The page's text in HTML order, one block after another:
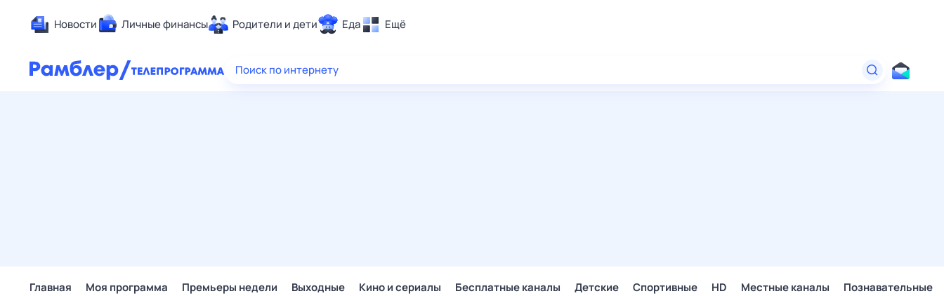
Новости Личные финансы Родители и дети Еда Ещё
Здоровье
Поиск по интернету
Главная Моя программа Премьеры недели Выходные Кино и сериалы Бесплатные каналы Детские Спортивные HD Местные каналы Познавательные